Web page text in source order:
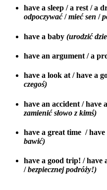
have a sleep / a rest / a
odpoczywać/mieć sen /
have a baby (urodzić
have an argument / a
have a look at / have a
czegoś)
have an accident / have
zamienić słowo z kimś)
have a great time / have
bawić)
have a good trip! / have
/bezpiecznej podróży!)